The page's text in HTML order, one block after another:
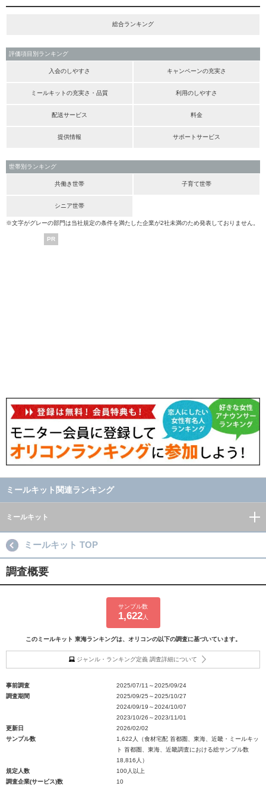
総合ランキング
評価項目別ランキング
入会のしやすさ キャンペーンの充実さ
ミールキットの充実さ・品質 利用のしやすさ
配送サービス 料金
提供情報 サポートサービス
世帯別ランキング
共働き世帯 子育て世帯
シニア世帯
※文字がグレーの部門は当社規定の条件を満たした企業が2社未満のため発表しておりません。
PR
ミールキット関連ランキング
ミールキット
ミールキット TOP
調査概要
サンプル数
1,622人
このミールキット 東海ランキングは、オリコンの以下の調査に基づいています。
ジャンル・ランキング定義 調査詳細について
事前調査
2025/07/11～2025/09/24
調査期間
2025/09/25～2025/10/27
2024/09/19～2024/10/07
2023/10/26～2023/11/01
更新日
2026/02/02
サンプル数
1,622人（食材宅配 首都圏、東海、近畿・ミールキッ
ト 首都圏、東海、近畿調査における総サンプル数
18,816人）
規定人数
100人以上
調査企業(サービス)数
10